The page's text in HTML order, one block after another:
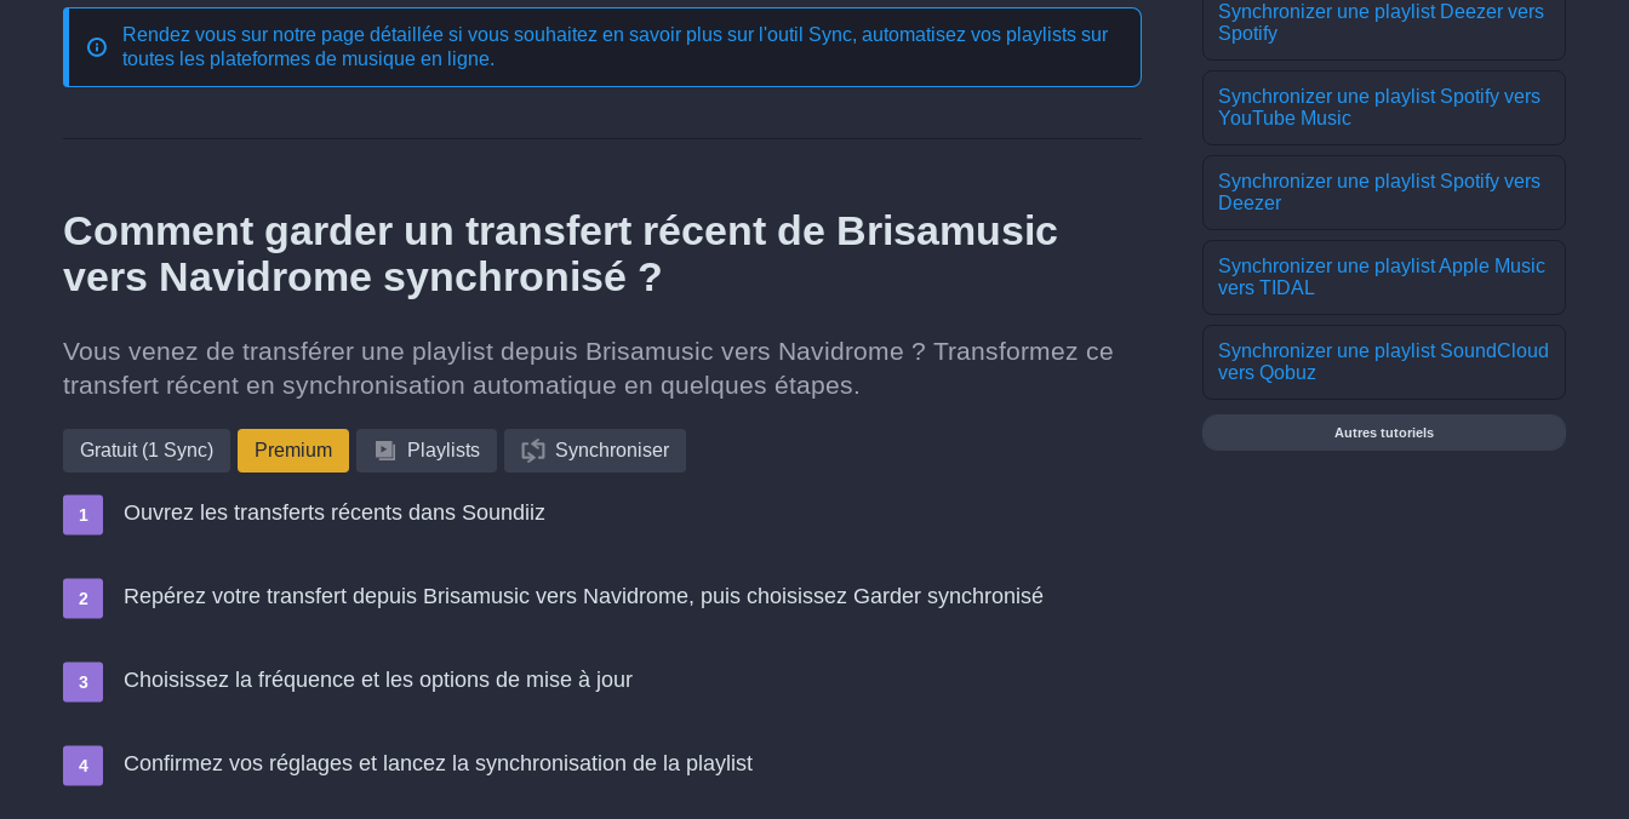
Rendez vous sur notre page détaillée si vous souhaitez en savoir plus sur l'outil Sync, automatisez vos playlists sur
toutes les plateformes de musique en ligne.
Comment garder un transfert récent de Brisamusic
vers Navidrome synchronisé ?
Vous venez de transférer une playlist depuis Brisamusic vers Navidrome ? Transformez ce
transfert récent en synchronisation automatique en quelques étapes.
Gratuit (1 Sync) Premium Playlists Synchroniser
Ouvrez les transferts récents dans Soundiiz
Repérez votre transfert depuis Brisamusic vers Navidrome, puis choisissez Garder synchronisé
Choisissez la fréquence et les options de mise à jour
Confirmez vos réglages et lancez la synchronisation de la playlist
Synchronizer une playlist Deezer vers
Spotify
Synchronizer une playlist Spotify vers
YouTube Music
Synchronizer une playlist Spotify vers
Deezer
Synchronizer une playlist Apple Music
vers TIDAL
Synchronizer une playlist SoundCloud
vers Qobuz
Autres tutoriels